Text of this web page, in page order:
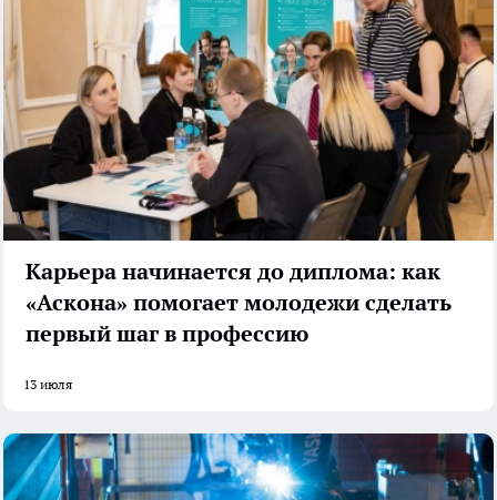
Карьера начинается до диплома: как
«Аскона» помогает молодежи сделать
первый шаг в профессию
13 июля